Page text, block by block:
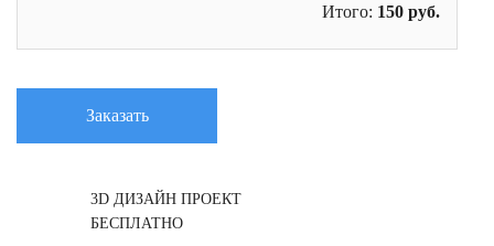
Итого: 150 руб.
Заказать
3D ДИЗАЙН ПРОЕКТ
БЕСПЛАТНО